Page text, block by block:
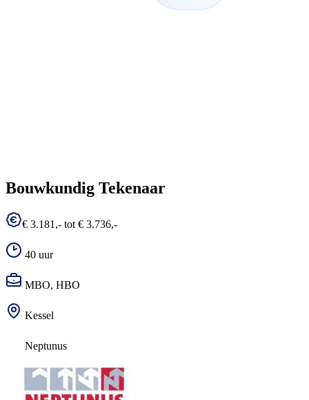
Bouwkundig Tekenaar
€ 3.181,- tot € 3.736,-
40 uur
MBO, HBO
Kessel
Neptunus